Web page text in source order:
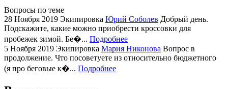
swiss
replica
bvlgari
watches
+maserati
online
for
cheap
Вопросы по теме
28 Ноября 2019 Экипировка Юрий Соболев Добрый день.
Подскажите, какие можно приобрести кроссовки для
пробежек зимой. Бе�... Подробнее
5 Ноября 2019 Экипировка Мария Никонова Вопрос в
продолжение. Что посоветуете из относительно бюджетного
(я про беговые к�... Подробнее